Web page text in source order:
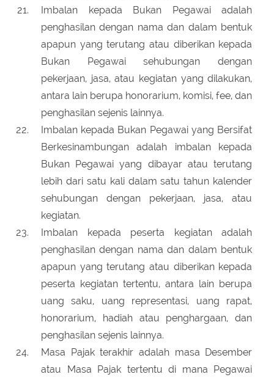
Imbalan kepada Bukan Pegawai adalah
penghasilan dengan nama dan dalam bentuk
apapun yang terutang atau diberikan kepada
Bukan Pegawai sehubungan dengan
pekerjaan, jasa, atau kegiatan yang dilakukan,
antara lain berupa honorarium, komisi, fee, dan
penghasilan sejenis lainnya.
Imbalan kepada Bukan Pegawai yang Bersifat
Berkesinambungan adalah imbalan kepada
Bukan Pegawai yang dibayar atau terutang
lebih dari satu kali dalam satu tahun kalender
sehubungan dengan pekerjaan, jasa, atau
kegiatan.
Imbalan kepada peserta kegiatan adalah
penghasilan dengan nama dan dalam bentuk
apapun yang terutang atau diberikan kepada
peserta kegiatan tertentu, antara lain berupa
uang saku, uang representasi, uang rapat,
honorarium, hadiah atau penghargaan, dan
penghasilan sejenis lainnya.
Masa Pajak terakhir adalah masa Desember
atau Masa Pajak tertentu di mana Pegawai